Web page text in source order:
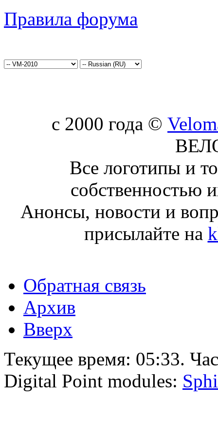
Правила форума
c 2000 года ©
Все логотипы и
собственностью
Анонсы, новости и
присылайте на
Обратная связь
Архив
Вверх
Текущее время: 05:33.
Digital Point modules: